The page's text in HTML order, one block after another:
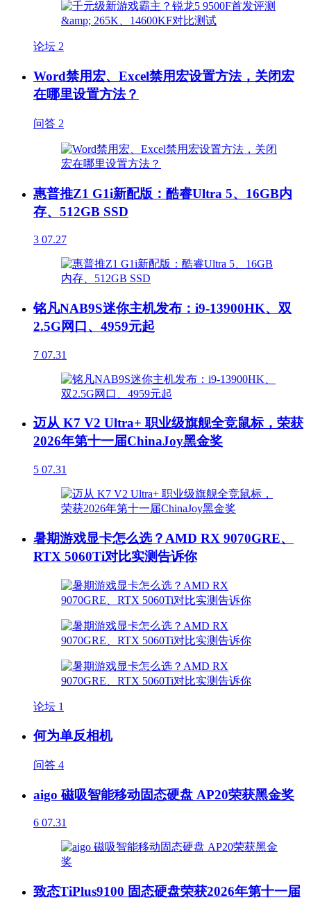
论坛 2
Word禁用宏、Excel禁用宏设置方法，关闭宏
在哪里设置方法？
问答 2
惠普推Z1 G1i新配版：酷睿Ultra 5、16GB内
存、512GB SSD
3 07.27
铭凡NAB9S迷你主机发布：i9-13900HK、双
2.5G网口、4959元起
7 07.31
迈从 K7 V2 Ultra+ 职业级旗舰全竞鼠标，荣获
2026年第十一届ChinaJoy黑金奖
5 07.31
暑期游戏显卡怎么选？AMD RX 9070GRE、
RTX 5060Ti对比实测告诉你
论坛 1
何为单反相机
问答 4
aigo 磁吸智能移动固态硬盘 AP20荣获黑金奖
6 07.31
致态TiPlus9100 固态硬盘荣获2026年第十一届